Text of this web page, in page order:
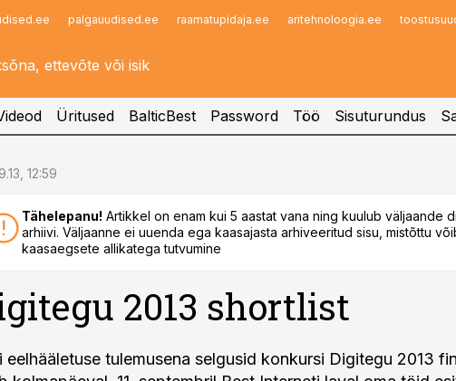
palgauudised.ee raamatupidaja.ee aritehnoloogia.ee
Infopank
Üritused BalticBest Password Töö Sisuturundus
12:59
Tähelepanu! Artikkel on enam kui 5 aastat vana ning kuulub väljaande
arhiivi. Väljaanne ei uuenda ega kaasajasta arhiveeritud sisu, mistõttu
kaasaegsete allikatega tutvumine
2013 shortlist
eelhääletuse tulemusena selgusid konkursi Digitegu 2013